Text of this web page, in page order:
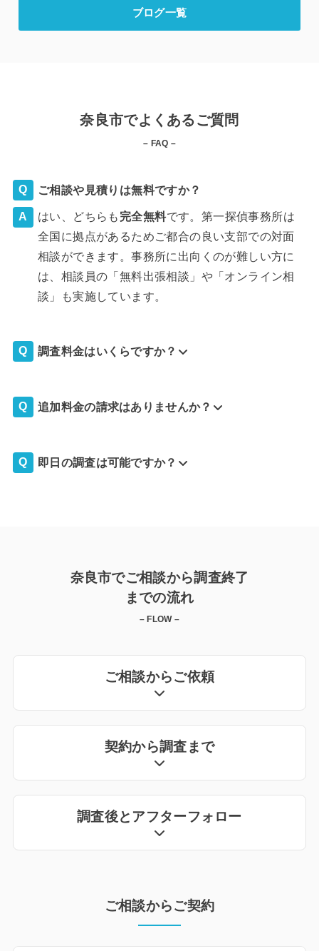
ブログ一覧
奈良市でよくあるご質問
– FAQ –
ご相談や見積りは無料ですか？
はい、どちらも 完全無料です。第一探偵事務所は
全国に拠点があるためご都合の良い支部での対面
相談ができます。事務所に出向くのが難しい方に
は、相談員の「無料出張相談」や「オンライン相
談」も実施しています。
調査料金はいくらですか？
追加料金の請求はありませんか？
即日の調査は可能ですか？
奈良市でご相談から調査終了
までの流れ
– FLOW –
ご相談からご依頼
契約から調査まで
調査後とアフターフォロー
ご相談からご契約